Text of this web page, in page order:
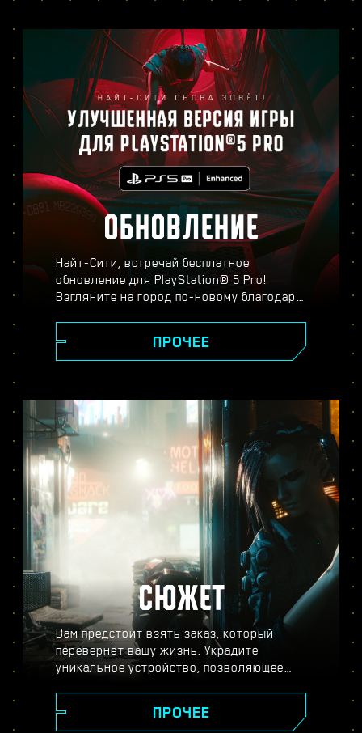
ОБНОВЛЕНИЕ
Найт-Сити, встречай бесплатное
обновление для PlayStation® 5 Pro!
Взгляните на город по-новому благодаря
трассировки лучей, повышенной частоте
кадров и другим улучшениям. Выберите
производительности, трассировки лучей
или трассировки лучей для Pro — и
оцените реалистичность изображения,
плавность игрового процесса и другие
новшества в версии Cyberpunk 2077 для
PS5® Pro.
ПРОЧЕЕ
СЮЖЕТ
Вам предстоит взять заказ, который
перевернёт вашу жизнь. Украдите
уникальное устройство, позволяющее
ваши поступки влияют на ход сюжета и
ПРОЧЕЕ